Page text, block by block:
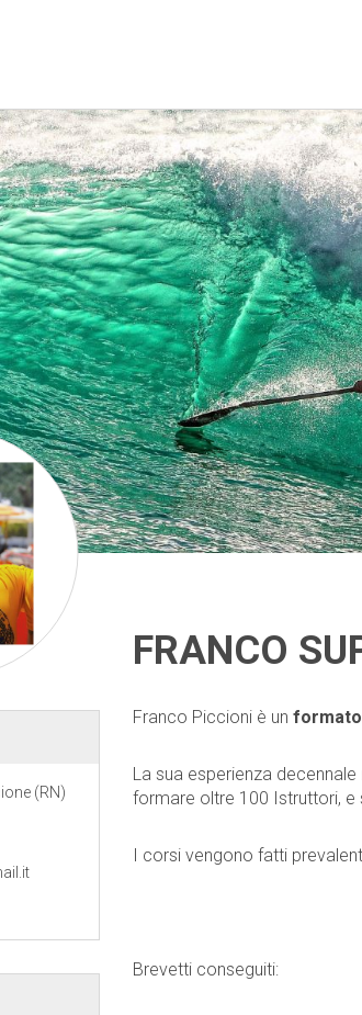
FRANCO
Franco Piccioni è un
La sua esperienza
formare oltre 100 Istruttori, e
I corsi vengono fatti
Brevetti conseguiti:
(RN)